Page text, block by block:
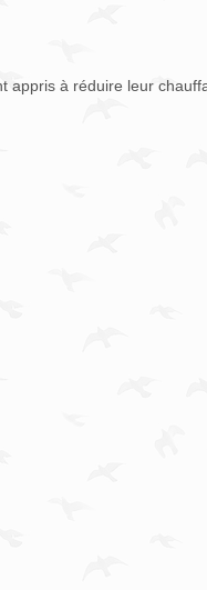
appris à réduire leur